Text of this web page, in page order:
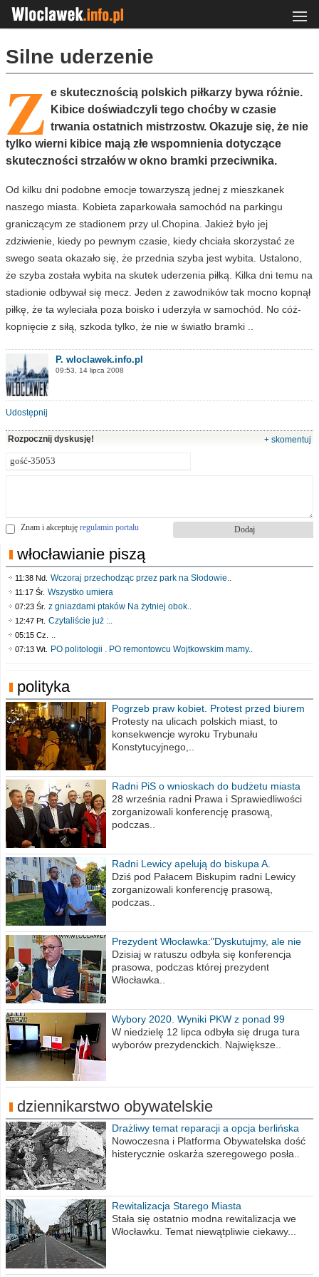
Silne uderzenie
Z e skutecznością polskich piłkarzy bywa różnie.
Kibice doświadczyli tego choćby w czasie
trwania ostatnich mistrzostw. Okazuje się, że nie
tylko wierni kibice mają złe wspomnienia dotyczące
skuteczności strzałów w okno bramki przeciwnika.
Od kilku dni podobne emocje towarzyszą jednej z mieszkanek
naszego miasta. Kobieta zaparkowała samochód na parkingu
graniczącym ze stadionem przy ul.Chopina. Jakież było jej
zdziwienie, kiedy po pewnym czasie, kiedy chciała skorzystać ze
swego seata okazało się, że przednia szyba jest wybita. Ustalono,
że szyba została wybita na skutek uderzenia piłką. Kilka dni temu na
stadionie odbywał się mecz. Jeden z zawodników tak mocno kopnął
piłkę, że ta wyleciała poza boisko i uderzyła w samochód. No cóż-
kopnięcie z siłą, szkoda tylko, że nie w światło bramki ..
P. wloclawek.info.pl
09:53, 14 lipca 2008
Udostępnij
Rozpocznij dyskusję! + skomentuj
Znam i akceptuję regulamin portalu
włocławianie piszą
11:38 Nd. Wczoraj przechodząc przez park na Słodowie..
11:17 Śr. Wszystko umiera
07:23 Śr. z gniazdami ptaków Na żytniej obok..
12:47 Pt. Czytaliście już :..
05:15 Cz. ..
07:13 Wt. PO politologii . PO remontowcu Wojtkowskim mamy..
polityka
Pogrzeb praw kobiet. Protest przed biurem
poselskim PiS
Protesty na ulicach polskich miast, to
konsekwencje wyroku Trybunału
Konstytucyjnego,..
Radni PiS o wnioskach do budżetu miasta
na 2021 rok
28 września radni Prawa i Sprawiedliwości
zorganizowali konferencję prasową,
podczas..
Radni Lewicy apelują do biskupa A.
Wiesława Meringa
Dziś pod Pałacem Biskupim radni Lewicy
zorganizowali konferencję prasową,
podczas..
Prezydent Włocławka:"Dyskutujmy, ale nie
obrażajmy się”
Dzisiaj w ratuszu odbyła się konferencja
prasowa, podczas której prezydent
Włocławka..
Wybory 2020. Wyniki PKW z ponad 99
procent obwodów
W niedzielę 12 lipca odbyła się druga tura
wyborów prezydenckich. Największe..
dziennikarstwo obywatelskie
Drażliwy temat reparacji a opcja berlińska
Nowoczesna i Platforma Obywatelska dość
histerycznie oskarża szeregowego posła..
Rewitalizacja Starego Miasta
Stała się ostatnio modna rewitalizacja we
Włocławku. Temat niewątpliwie ciekawy...